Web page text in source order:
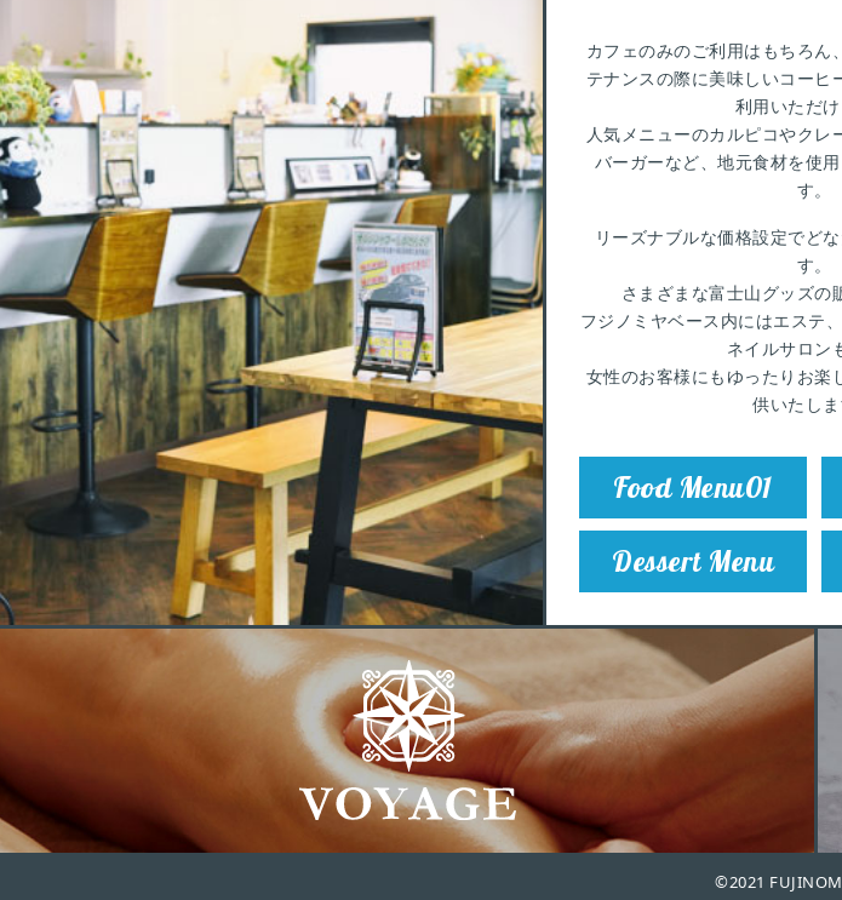
カフェのみのご利用はもちろん
テナンスの際に美味しいコーヒ
利用いただけ
人気メニューのカルピコやクレ
バーガーなど、地元食材を使
す。
リーズナブルな価格設定でど
す。
さまざまな富士山グッズの
フジノミヤベース内にはエステ
ネイルサロン
女性のお客様にもゆったりお楽
供いたしま
Food Menu01
Dessert Menu
©2021